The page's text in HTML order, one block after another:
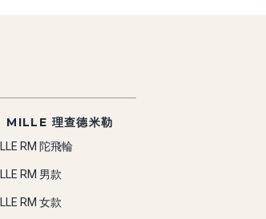
MILLE 理查德米勒
RM 陀飛輪
RM 男款
RM 女款